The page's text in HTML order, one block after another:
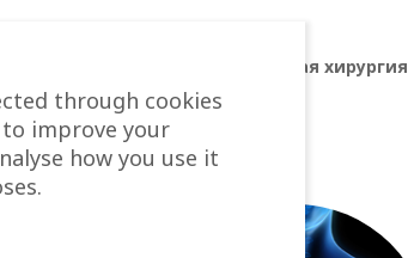
Урологическая хирургия
through cookies
improve your
how you use it